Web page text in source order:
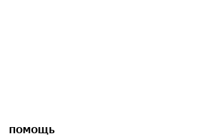
ПОМОЩЬ